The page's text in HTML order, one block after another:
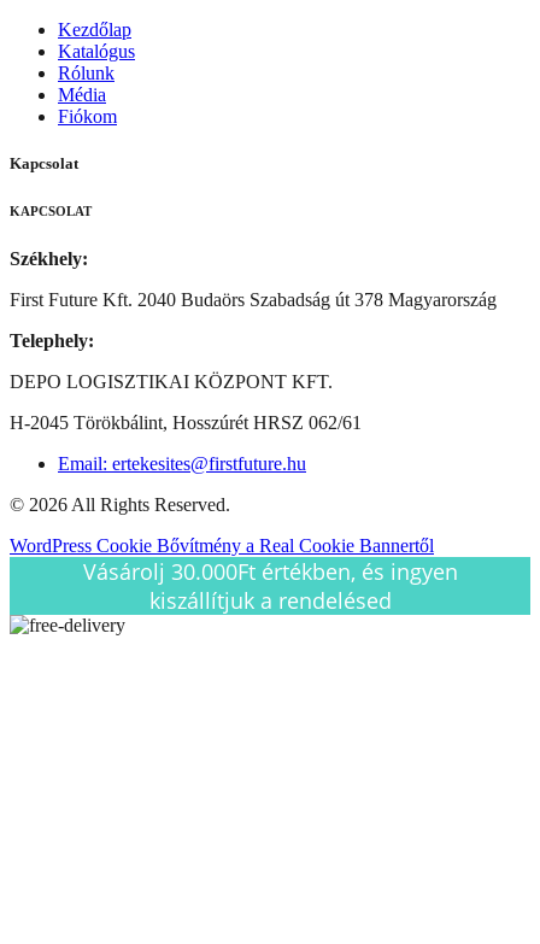
Kezdőlap
Katalógus
Rólunk
Média
Fiókom
Kapcsolat
KAPCSOLAT
Székhely:
First Future Kft. 2040 Budaörs Szabadság út 378 Magyarország
Telephely:
DEPO LOGISZTIKAI KÖZPONT KFT.
H-2045 Törökbálint, Hosszúrét HRSZ 062/61
Email: ertekesites@firstfuture.hu
© 2026 All Rights Reserved.
WordPress Cookie Bővítmény a Real Cookie Bannertől
Vásárolj 30.000Ft értékben, és ingyen
kiszállítjuk a rendelésed